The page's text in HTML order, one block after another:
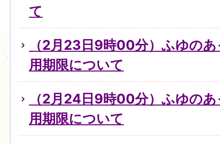
て
（2月23日9時00分）ふゆの
用期限について
（2月24日9時00分）ふゆの
用期限について